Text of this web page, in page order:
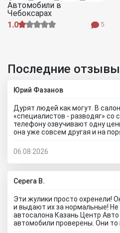
Автомобили в
Чебоксарах
1.0
5
Последние отзывы
Юрий Фазанов
Дурят людей как могут. В
«специалистов - разводяг» со
телефону озвучивают одну
она уже совсем другая и на
соответственно цена на авто
сумму. По телефону
подарок, а потом на ваше
жизни не обязательно, если
для жизни. Автомобиль типо
привезут его. Какой будет
автосалоне Авиатор были
пробегом и рядом
и деньги. Будьте бдительны!
равно влетит как не крути...
06.08.2026
Серега В.
Эти жулики просто охренели!
и выдают их за нормальные! Не
автосалона Казань Центр Авто
автомобили проверены. Они